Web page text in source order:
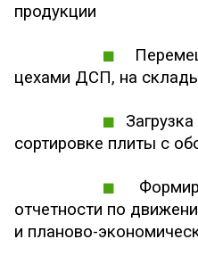
продукции
цехами ДСП, на
сортировке плиты с
отчетности по
и планово-